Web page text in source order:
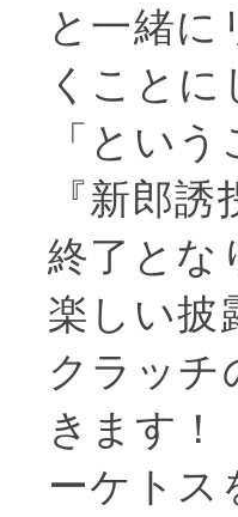
と一緒
くことに
「とい
『新郎
終了とな
楽しい披
クラッチ
きます
ーケトス